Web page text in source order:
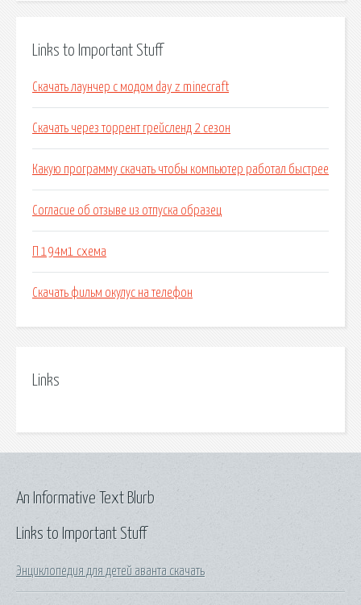
Links to Important Stuff
Скачать лаунчер с модом day z minecraft
Скачать через торрент грейсленд 2 сезон
Какую программу скачать чтобы компьютер работал быстрее
Согласие об отзыве из отпуска образец
П 194м1 схема
Скачать фильм окулус на телефон
Links
Links to Important Stuff
Энциклопедия для детей аванта скачать
An Informative Text Blurb